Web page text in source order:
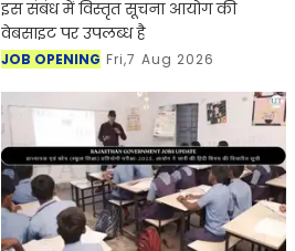
इस संबंध में विस्तृत सूचना आयोग की
वेबसाइट पर उपलब्ध है
JOB OPENING Fri,7 Aug 2026